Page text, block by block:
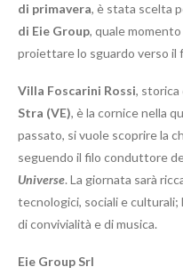
di primavera, è stata scelta
di Eie Group, quale
proiettare lo sguardo verso il
Villa Foscarini Rossi, storica
Stra (VE), è la cornice nella
passato, si vuole scoprire la
seguendo il filo conduttore
Universe. La giornata sarà
tecnologici, sociali e culturali;
di convivialità e di musica.
Eie Group Srl